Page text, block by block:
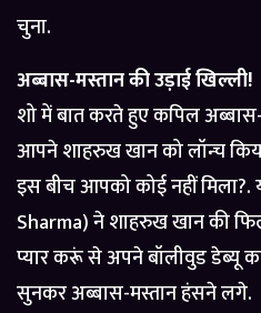
चुना.
अब्बास-मस्तान की उड़ाई खिल्ली!
शो में बात करते हुए कपिल
आपने शाहरुख खान को लॉन्च
इस बीच आपको कोई नहीं मिला?.
Sharma) ने शाहरुख खान की
प्यार करूं से अपने बॉलीवुड डेब्यू
सुनकर अब्बास-मस्तान हंसने लगे.